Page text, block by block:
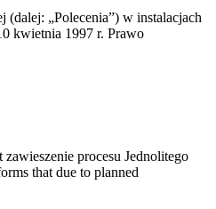
„Polecenia”) w instalacjach
kwietnia 1997 r. Prawo
procesu Jednolitego
that due to planned